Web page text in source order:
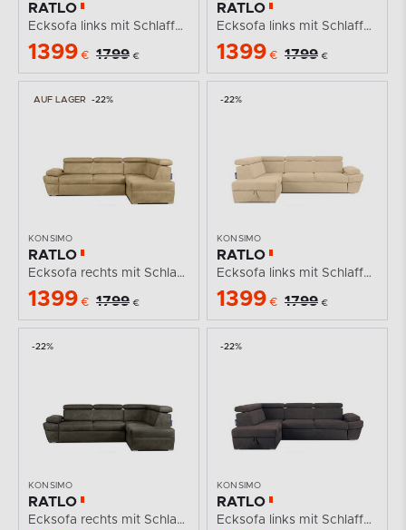
RATLO
Ecksofa links mit Schlaffunktion in Leder-Optik in...
1399 € 1799 €
RATLO
Ecksofa links mit Schlaffunktion in Leder-Optik in...
1399 € 1799 €
AUF LAGER -22%
KONSIMO
RATLO
Ecksofa rechts mit Schlaffunktion in Leder-Optik in...
1399 € 1799 €
-22%
KONSIMO
RATLO
Ecksofa links mit Schlaffunktion und Bettzeugcontainer...
1399 € 1799 €
-22%
KONSIMO
RATLO
Ecksofa rechts mit Schlaffunktion in Leder-Optik in...
-22%
KONSIMO
RATLO
Ecksofa links mit Schlaffunktion und Bettzeugcontainer...